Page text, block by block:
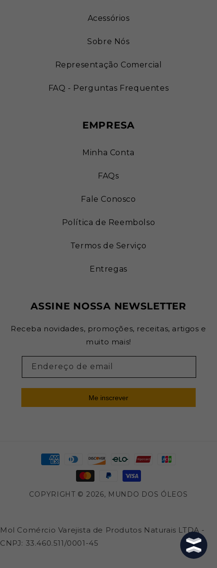
Acessórios
Sobre Nós
Representação Comercial
FAQ - Perguntas Frequentes
EMPRESA
Minha Conta
FAQs
Fale Conosco
Política de Reembolso
Termos de Serviço
Entregas
ASSINE NOSSA NEWSLETTER
Receba novidades, promoções, receitas, artigos e
muito mais!
Endereço de email
Me inscrever
Formas
COPYRIGHT © 2026, MUNDO DOS ÓLEOS
Mol Comércio Varejista de Produtos Naturais LTDA -
CNPJ: 33.460.511/0001-45